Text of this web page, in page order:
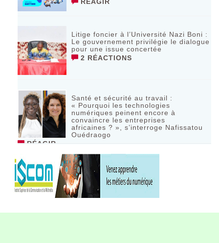
RÉAGIR
Litige foncier à l’Université Nazi Boni :
Le gouvernement privilégie le dialogue
pour une issue concertée
2 RÉACTIONS
Santé et sécurité au travail :
« Pourquoi les technologies
numériques peinent encore à
convaincre les entreprises
africaines ? », s’interroge Nafissatou
Ouédraogo
RÉAGIR